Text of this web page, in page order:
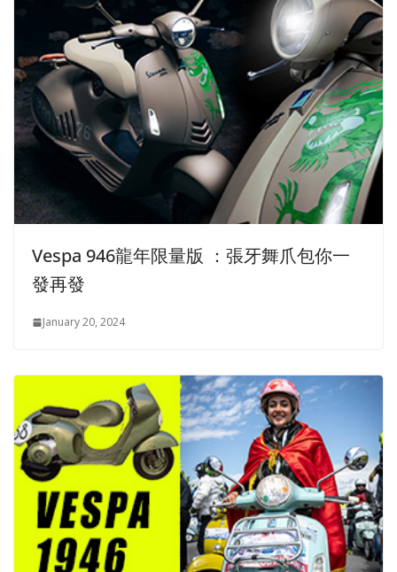
Vespa 94​​6龍年限量版 ：張牙舞爪包你一
發再發
January 20, 2024